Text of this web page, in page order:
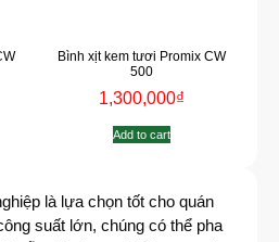
Bình xịt kem tươi Promix CW
500
1,300,000₫
Add to cart
là lựa chọn tốt cho quán
suất lớn, chúng có thể pha